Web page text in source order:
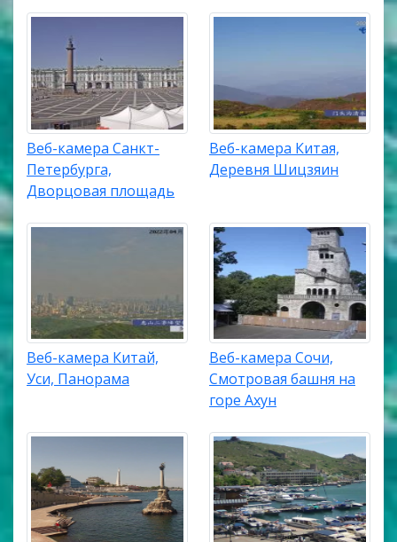
Веб-камера Санкт-
Петербурга,
Дворцовая площадь
Веб-камера Китая,
Деревня Шицзяин
Веб-камера Китай,
Уси, Панорама
Веб-камера Сочи,
Смотровая башня на
горе Ахун